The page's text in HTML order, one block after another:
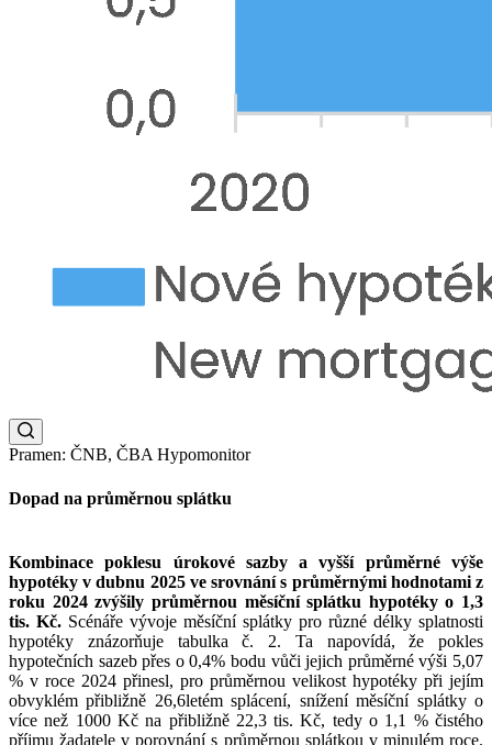
Pramen: ČNB, ČBA Hypomonitor
Dopad na průměrnou splátku
Kombinace poklesu úrokové sazby a vyšší průměrné výše
hypotéky v dubnu 2025 ve srovnání s průměrnými hodnotami z
roku 2024 zvýšily průměrnou měsíční splátku hypotéky o 1,3
tis. Kč. Scénáře vývoje měsíční splátky pro různé délky splatnosti
hypotéky znázorňuje tabulka č. 2. Ta napovídá, že pokles
hypotečních sazeb přes o 0,4% bodu vůči jejich průměrné výši 5,07
% v roce 2024 přinesl, pro průměrnou velikost hypotéky při jejím
obvyklém přibližně 26,6letém splácení, snížení měsíční splátky o
více než 1000 Kč na přibližně 22,3 tis. Kč, tedy o 1,1 % čistého
příjmu žadatele v porovnání s průměrnou splátkou v minulém roce.